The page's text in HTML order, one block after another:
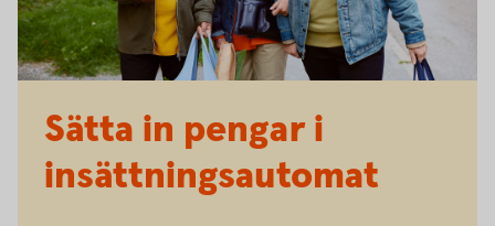
Sätta in pengar i
insättningsautomat